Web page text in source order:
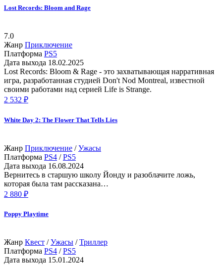
Lost Records: Bloom and Rage
7.0
Жанр Приключение
Платформа PS5
Дата выхода 18.02.2025
Lost Records: Bloom & Rage - это захватывающая нарративная
игра, разработанная студией Don't Nod Montreal, известной
своими работами над серией Life is Strange.
2 532 ₽
White Day 2: The Flower That Tells Lies
Жанр Приключение /Ужасы
Платформа PS4 /PS5
Дата выхода 16.08.2024
Вернитесь в старшую школу Йонду и разоблачите ложь,
которая была там рассказана…
2 880 ₽
Poppy Playtime
Жанр Квест /Ужасы /Триллер
Платформа PS4 /PS5
Дата выхода 15.01.2024